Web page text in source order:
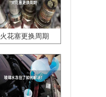
火花塞更换周期